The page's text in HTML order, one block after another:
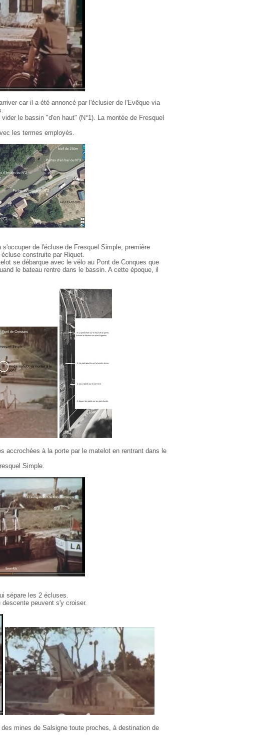
car il a été annoncé par l'éclusier de l'Evêque via
le bassin "d'en haut" (N°1). La montée de Fresquel
les termes employés.
de l'écluse de Fresquel Simple, première
construite par Riquet.
se débarque avec le vélo au Pont de Conques que
le bateau rentre dans le bassin. A cette époque, il
accrochées à la porte par le matelot en rentrant dans le
Simple.
sépare les 2 écluses.
peuvent s'y croiser.
mines de Salsigne toute proches, à destination de